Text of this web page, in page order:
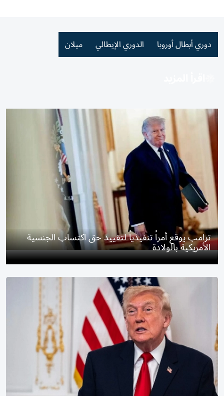
دوري أبطال أوروبا الدوري الإيطالي ميلان
ترامب يوقع أمراً تنفيذياً لتقييد حق اكتساب الجنسية
الأمريكية بالولادة